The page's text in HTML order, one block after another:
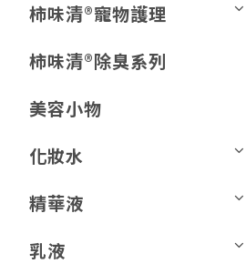
柿味清®️寵物護理
柿味清®️除臭系列
美容小物
化妝水
精華液
乳液